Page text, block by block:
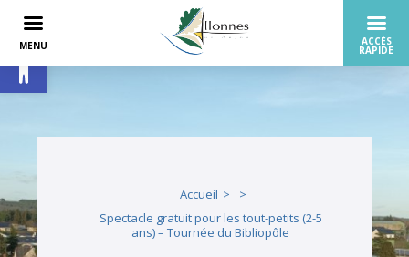
Ouvrir la barre d’outils
Accueil
Spectacle gratuit pour les tout-petits (2-5
ans) – Tournée du Bibliopôle